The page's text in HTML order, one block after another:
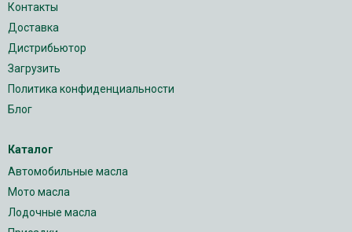
Контакты
Доставка
Дистрибьютор
Загрузить
Политика конфиденциальности
Блог
Каталог
Автомобильные масла
Мото масла
Лодочные масла